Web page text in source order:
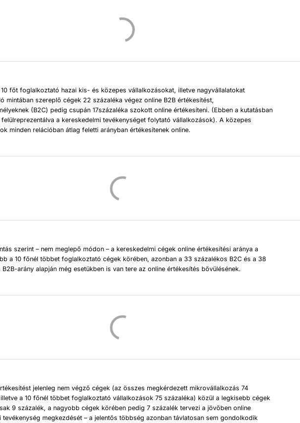
főt foglalkoztató hazai kis- és közepes vállalkozásokat, illetve nagyvállalatokat
mintában szereplő cégek 22 százaléka végez online B2B értékesítést,
(B2C) pedig csupán 17százaléka szokott online értékesíteni. (Ebben a kutatásban
felülreprezentálva a kereskedelmi tevékenységet folytató vállalkozások). A közepes
minden relációban átlag feletti arányban értékesítenek online.
szerint – nem meglepő módon – a kereskedelmi cégek online értékesítési aránya a
a 10 főnél többet foglalkoztató cégek körében, azonban a 33 százalékos B2C és a 38
B2B-arány alapján még esetükben is van tere az online értékesítés bővülésének.
jelenleg nem végző cégek (az összes megkérdezett mikrovállalkozás 74
a 10 főnél többet foglalkoztató vállalkozások 75 százaléka) közül a legkisebb cégek
9 százalék, a nagyobb cégek körében pedig 7 százalék tervezi a jövőben online
tevékenység megkezdését – a jelentős többség azonban távlatosan sem gondolkodik